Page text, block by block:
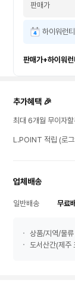
판매가
하이워런티
판매가+하이워런
추가혜택 🎉
최대 6개월 무이자
L.POINT 적립 (로
업체배송
일반배송 무료
상품/지역/물
도서산간(제주